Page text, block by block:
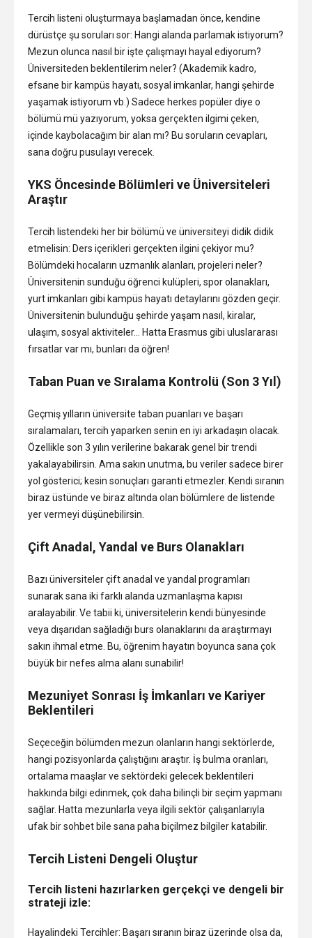
Tercih listeni oluşturmaya başlamadan önce, kendine
dürüstçe şu soruları sor: Hangi alanda parlamak istiyorum?
Mezun olunca nasıl bir işte çalışmayı hayal ediyorum?
Üniversiteden beklentilerim neler? (Akademik kadro,
efsane bir kampüs hayatı, sosyal imkanlar, hangi şehirde
yaşamak istiyorum vb.) Sadece herkes popüler diye o
bölümü mü yazıyorum, yoksa gerçekten ilgimi çeken,
içinde kaybolacağım bir alan mı? Bu soruların cevapları,
sana doğru pusulayı verecek.
YKS Öncesinde Bölümleri ve Üniversiteleri
Araştır
Tercih listendeki her bir bölümü ve üniversiteyi didik didik
etmelisin: Ders içerikleri gerçekten ilgini çekiyor mu?
Bölümdeki hocaların uzmanlık alanları, projeleri neler?
Üniversitenin sunduğu öğrenci kulüpleri, spor olanakları,
yurt imkanları gibi kampüs hayatı detaylarını gözden geçir.
Üniversitenin bulunduğu şehirde yaşam nasıl, kiralar,
ulaşım, sosyal aktiviteler… Hatta Erasmus gibi uluslararası
fırsatlar var mı, bunları da öğren!
Taban Puan ve Sıralama Kontrolü (Son 3 Yıl)
Geçmiş yılların üniversite taban puanları ve başarı
sıralamaları, tercih yaparken senin en iyi arkadaşın olacak.
Özellikle son 3 yılın verilerine bakarak genel bir trendi
yakalayabilirsin. Ama sakın unutma, bu veriler sadece birer
yol gösterici; kesin sonuçları garanti etmezler. Kendi sıranın
biraz üstünde ve biraz altında olan bölümlere de listende
yer vermeyi düşünebilirsin.
Çift Anadal, Yandal ve Burs Olanakları
Bazı üniversiteler çift anadal ve yandal programları
sunarak sana iki farklı alanda uzmanlaşma kapısı
aralayabilir. Ve tabii ki, üniversitelerin kendi bünyesinde
veya dışarıdan sağladığı burs olanaklarını da araştırmayı
sakın ihmal etme. Bu, öğrenim hayatın boyunca sana çok
büyük bir nefes alma alanı sunabilir!
Mezuniyet Sonrası İş İmkanları ve Kariyer
Beklentileri
Seçeceğin bölümden mezun olanların hangi sektörlerde,
hangi pozisyonlarda çalıştığını araştır. İş bulma oranları,
ortalama maaşlar ve sektördeki gelecek beklentileri
hakkında bilgi edinmek, çok daha bilinçli bir seçim yapmanı
sağlar. Hatta mezunlarla veya ilgili sektör çalışanlarıyla
ufak bir sohbet bile sana paha biçilmez bilgiler katabilir.
Tercih Listeni Dengeli Oluştur
Tercih listeni hazırlarken gerçekçi ve dengeli bir
strateji izle:
Hayalindeki Tercihler: Başarı sıranın biraz üzerinde olsa da,